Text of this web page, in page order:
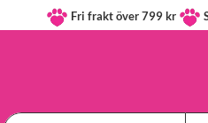
Fri frakt över 799 kr